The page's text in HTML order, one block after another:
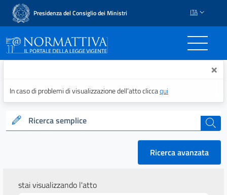
Presidenza del Consiglio dei Ministri ITA
Normattiva - Il portale ×
In caso di problemi di visualizzazione dell’atto cliccaqui
Ricerca semplice cerca
Ricerca avanzata
stai visualizzando l'atto